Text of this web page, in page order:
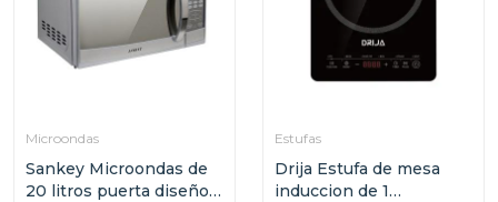
Microondas
Sankey Microondas de
20 litros puerta diseño
Estufas
Drija Estufa de mesa
induccion de 1